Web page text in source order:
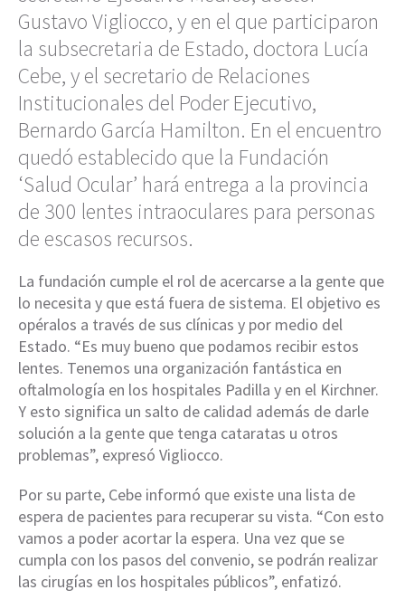
Gustavo Vigliocco, y en el que participaron
la subsecretaria de Estado, doctora Lucía
Cebe, y el secretario de Relaciones
Institucionales del Poder Ejecutivo,
Bernardo García Hamilton. En el encuentro
quedó establecido que la Fundación
‘Salud Ocular’ hará entrega a la provincia
de 300 lentes intraoculares para personas
de escasos recursos.
La fundación cumple el rol de acercarse a la gente que
lo necesita y que está fuera de sistema. El objetivo es
opéralos a través de sus clínicas y por medio del
Estado. “Es muy bueno que podamos recibir estos
lentes. Tenemos una organización fantástica en
oftalmología en los hospitales Padilla y en el Kirchner.
Y esto significa un salto de calidad además de darle
solución a la gente que tenga cataratas u otros
problemas”, expresó Vigliocco.
Por su parte, Cebe informó que existe una lista de
espera de pacientes para recuperar su vista. “Con esto
vamos a poder acortar la espera. Una vez que se
cumpla con los pasos del convenio, se podrán realizar
las cirugías en los hospitales públicos”, enfatizó.